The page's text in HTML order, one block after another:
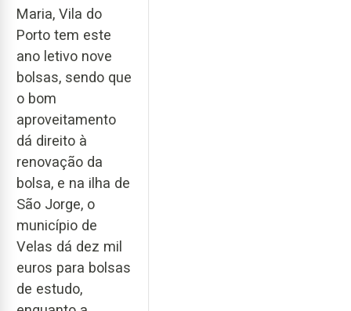
Maria, Vila do
Porto tem este
ano letivo nove
bolsas, sendo que
o bom
aproveitamento
dá direito à
renovação da
bolsa, e na ilha de
São Jorge, o
município de
Velas dá dez mil
euros para bolsas
de estudo,